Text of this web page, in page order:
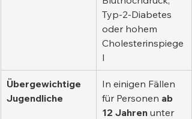
Typ-2-Diabetes
oder hohem
Cholesterinspiege
l
Übergewichtige
Jugendliche
In einigen Fällen
für Personen ab
12 Jahren unter